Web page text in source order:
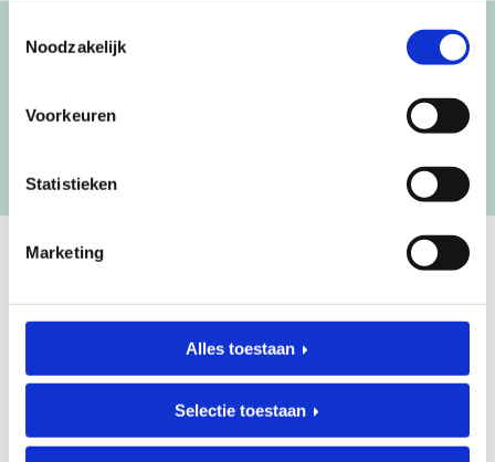
Noodzakelijk
Voorkeuren
Statistieken
Marketing
Alles toestaan
Selectie toestaan
Blijf op de hoogte!
KRAAMCADEAU MET NAAM
Unieke geboorteklompjes
Mijneersteklompjes.nl heeft al meer dan 15 jaar ervaring met het
schilderen van klompjes. Velen wisten de weg naar ons bedrijf al te